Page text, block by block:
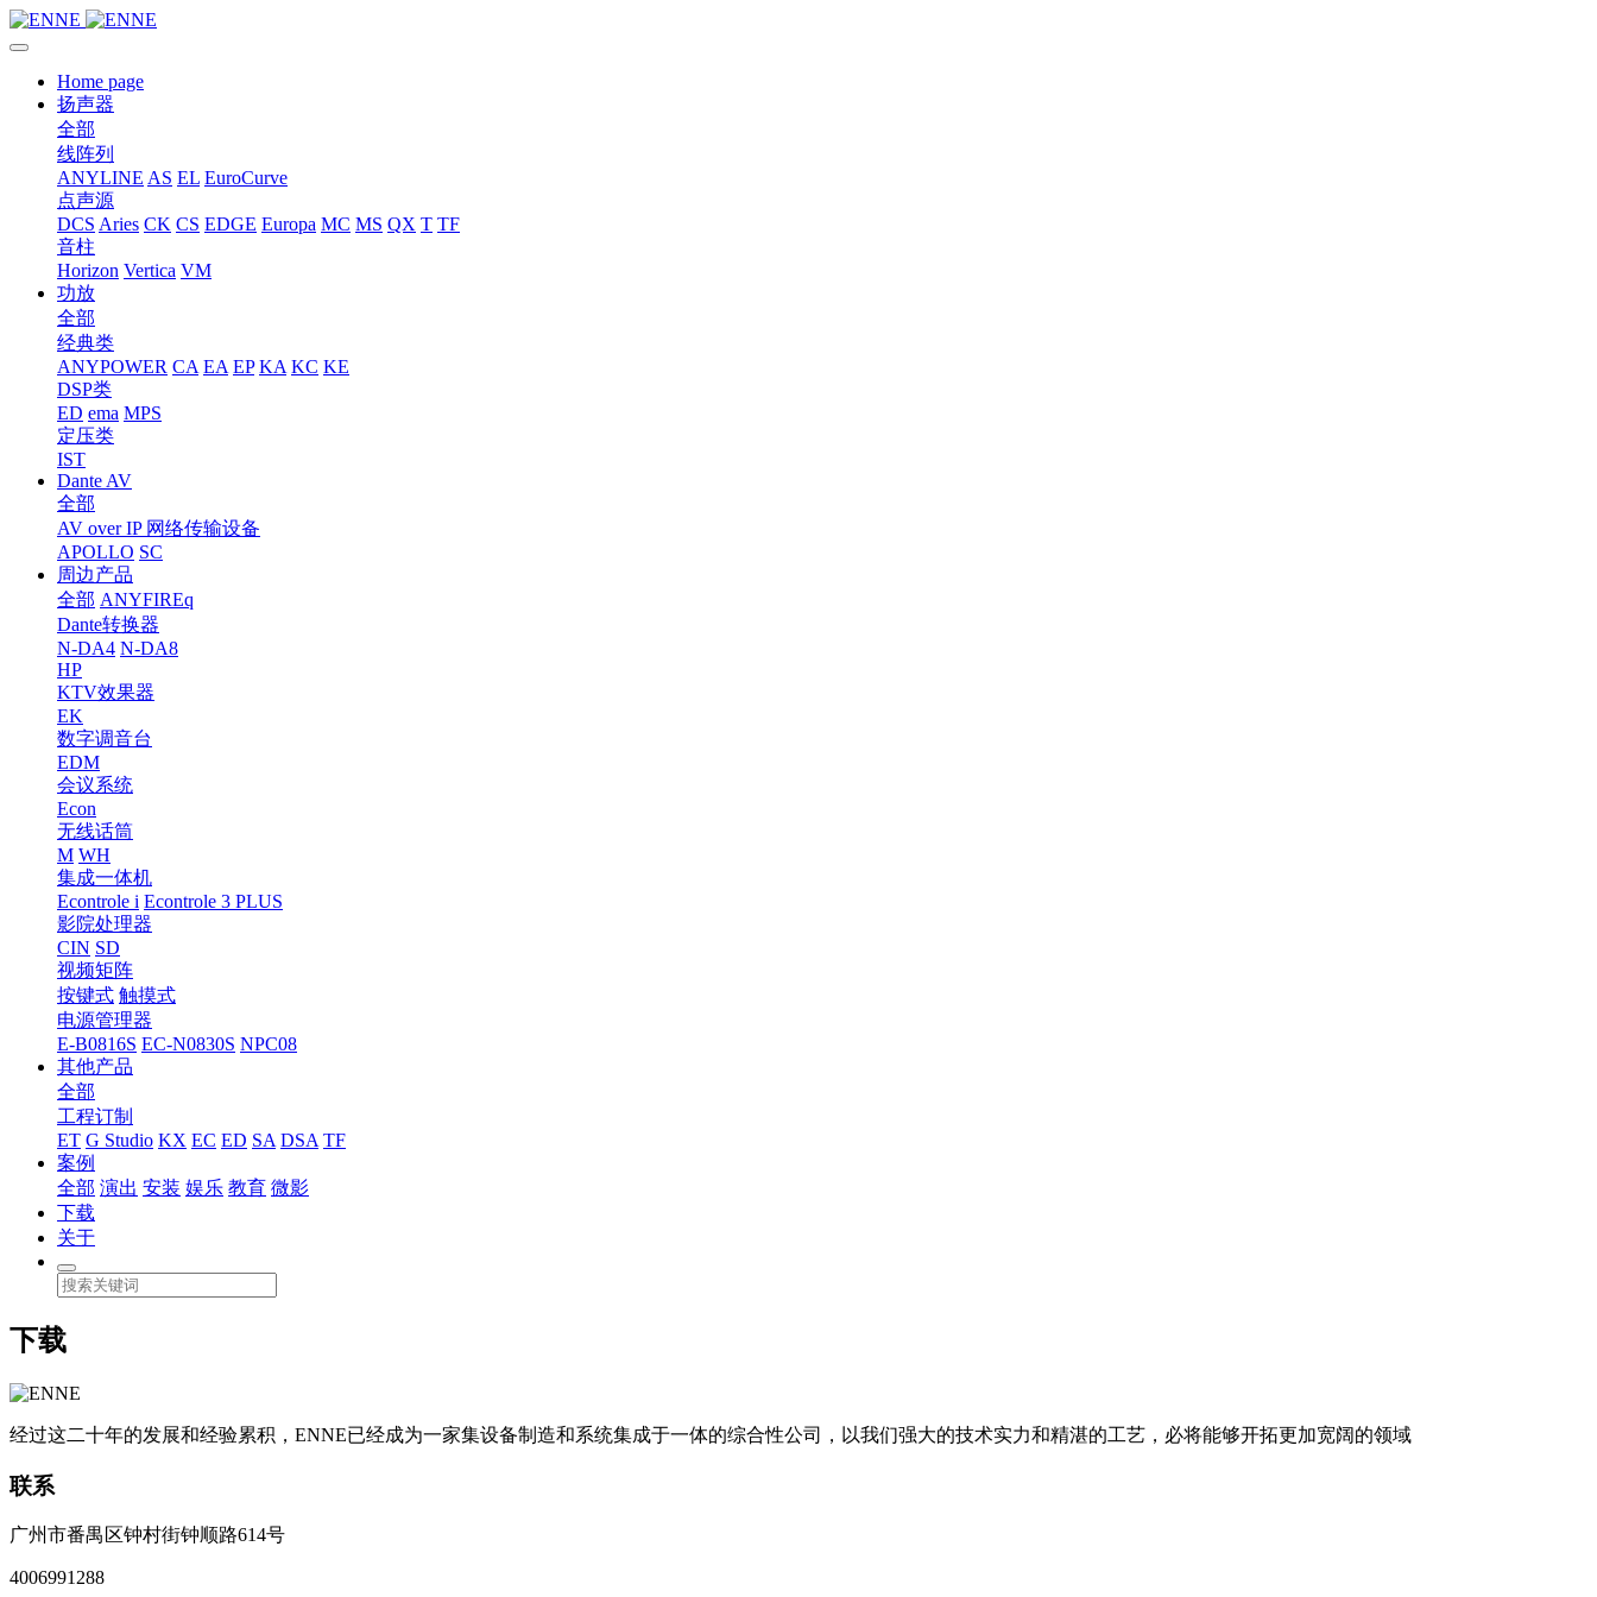
Home page
扬声器
全部
线阵列
ANYLINE AS EL EuroCurve
点声源
DCS Aries CK CS EDGE Europa MC MS QX T TF
音柱
Horizon Vertica VM
功放
全部
经典类
ANYPOWER CA EA EP KA KC KE
DSP类
ED ema MPS
定压类
IST
Dante AV
全部
AV over IP 网络传输设备
APOLLO SC
周边产品
全部 ANYFIREq
Dante转换器
N-DA4 N-DA8
HP
KTV效果器
EK
数字调音台
EDM
会议系统
Econ
无线话筒
M WH
集成一体机
Econtrole i Econtrole 3 PLUS
影院处理器
CIN SD
视频矩阵
按键式 触摸式
电源管理器
E-B0816S EC-N0830S NPC08
其他产品
全部
工程订制
ET G Studio KX EC ED SA DSA TF
案例
全部 演出 安装 娱乐 教育 微影
下载
关于
下载
经过这二十年的发展和经验累积，ENNE已经成为一家集设备制造和系统集成于一体的综合性公司，以我们强大的技术实力和精湛的工艺，必将能够开拓更加宽阔的领域
联系
广州市番禺区钟村街钟顺路614号
4006991288